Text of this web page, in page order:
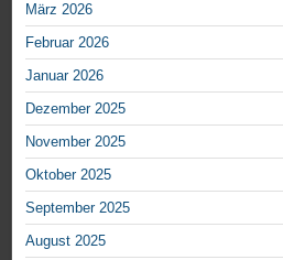
März 2026
Februar 2026
Januar 2026
Dezember 2025
November 2025
Oktober 2025
September 2025
August 2025